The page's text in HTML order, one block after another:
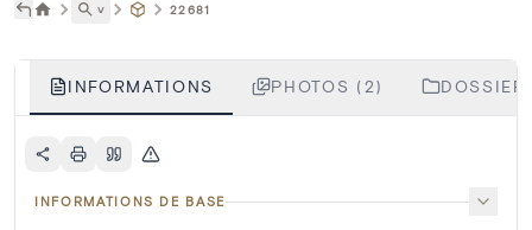
˅ 22681
INFORMATIONS PHOTOS (2)
INFORMATIONS DE BASE